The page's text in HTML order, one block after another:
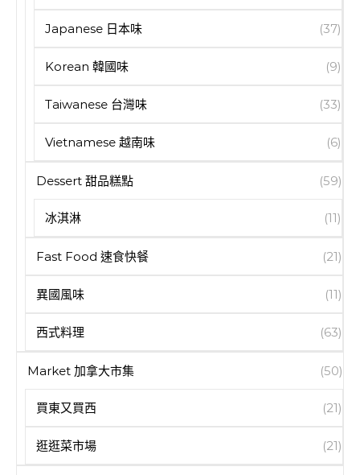
Japanese 日本味 (37)
Korean 韓國味 (9)
Taiwanese 台灣味 (33)
Vietnamese 越南味 (6)
Dessert 甜品糕點 (59)
冰淇淋 (11)
Fast Food 速食快餐 (21)
異國風味 (11)
西式料理 (63)
Market 加拿大市集 (50)
買東又買西 (21)
逛逛菜市場 (21)